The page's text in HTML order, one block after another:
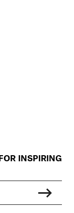
INSPIRING